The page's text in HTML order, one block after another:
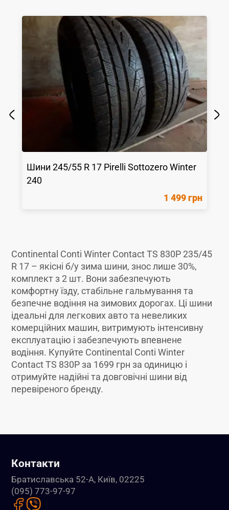
Шини245/55 R 17 Pirelli Sottozero Winter
240
1 499 грн
Continental Conti Winter Contact TS 830P 235/45
R 17 – якісні б/у зима шини, знос лише 30%,
комплект з 2 шт. Вони забезпечують
комфортну їзду, стабільне гальмування та
безпечне водіння на зимових дорогах. Ці шини
ідеальні для легкових авто та невеликих
комерційних машин, витримують інтенсивну
експлуатацію і забезпечують впевнене
водіння. Купуйте Continental Conti Winter
Contact TS 830P за 1699 грн за одиницю і
отримуйте надійні та довговічні шини від
перевіреного бренду.
Контакти
Братиславська 52-А, Київ, 02225
(095) 773-97-97